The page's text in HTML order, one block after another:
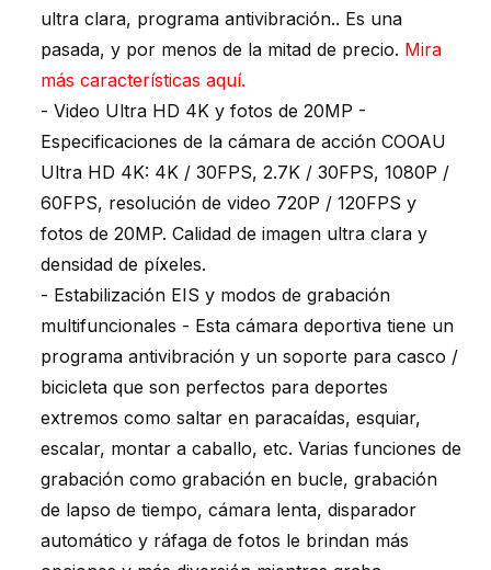
ultra clara, programa antivibración.. Es una
pasada, y por menos de la mitad de precio. Mira
más características aquí.
- Video Ultra HD 4K y fotos de 20MP -
Especificaciones de la cámara de acción COOAU
Ultra HD 4K: 4K / 30FPS, 2.7K / 30FPS, 1080P /
60FPS, resolución de video 720P / 120FPS y
fotos de 20MP. Calidad de imagen ultra clara y
densidad de píxeles.
- Estabilización EIS y modos de grabación
multifuncionales - Esta cámara deportiva tiene un
programa antivibración y un soporte para casco /
bicicleta que son perfectos para deportes
extremos como saltar en paracaídas, esquiar,
escalar, montar a caballo, etc. Varias funciones de
grabación como grabación en bucle, grabación
de lapso de tiempo, cámara lenta, disparador
automático y ráfaga de fotos le brindan más